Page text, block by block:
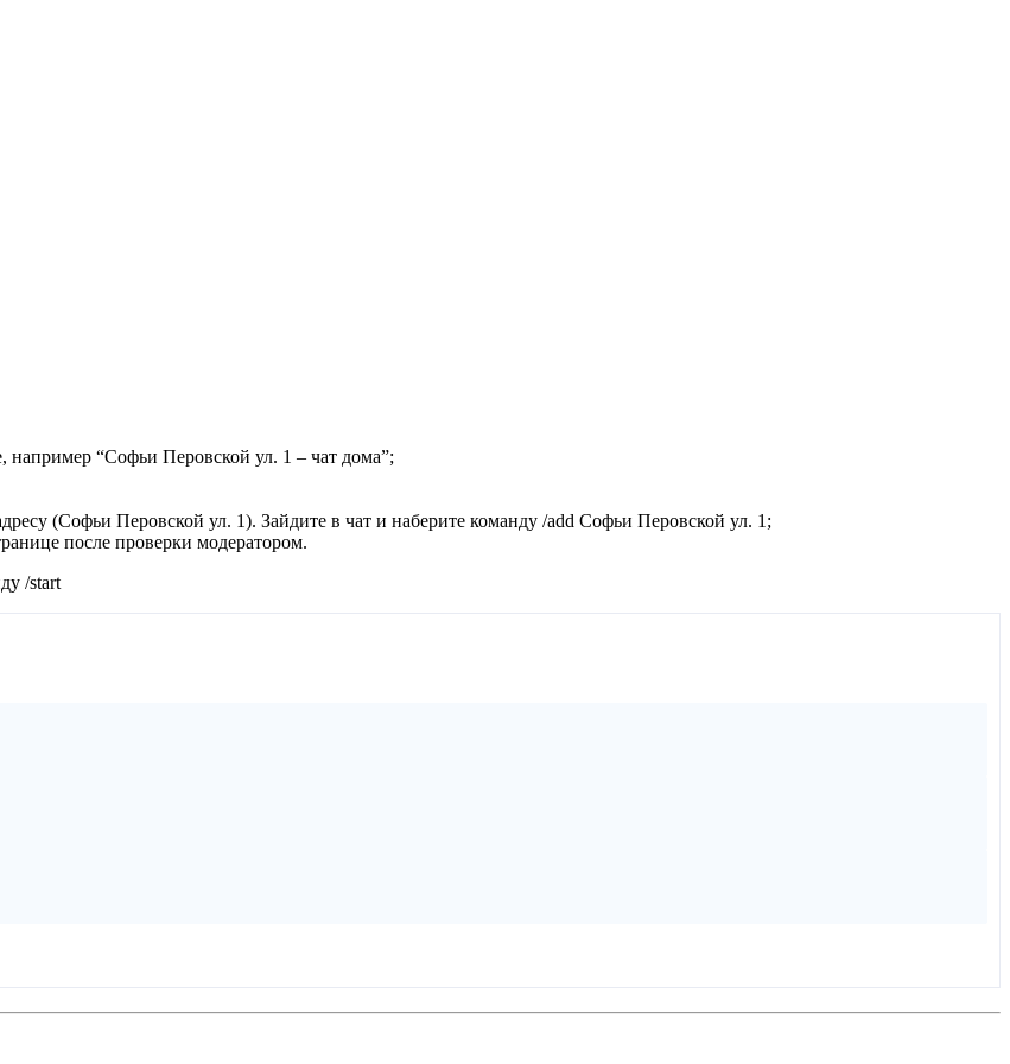
например “Софьи Перовской ул. 1 – чат дома”;
(Софьи Перовской ул. 1). Зайдите в чат и наберите команду /add Софьи Перовской ул. 1;
после проверки модератором.
/start